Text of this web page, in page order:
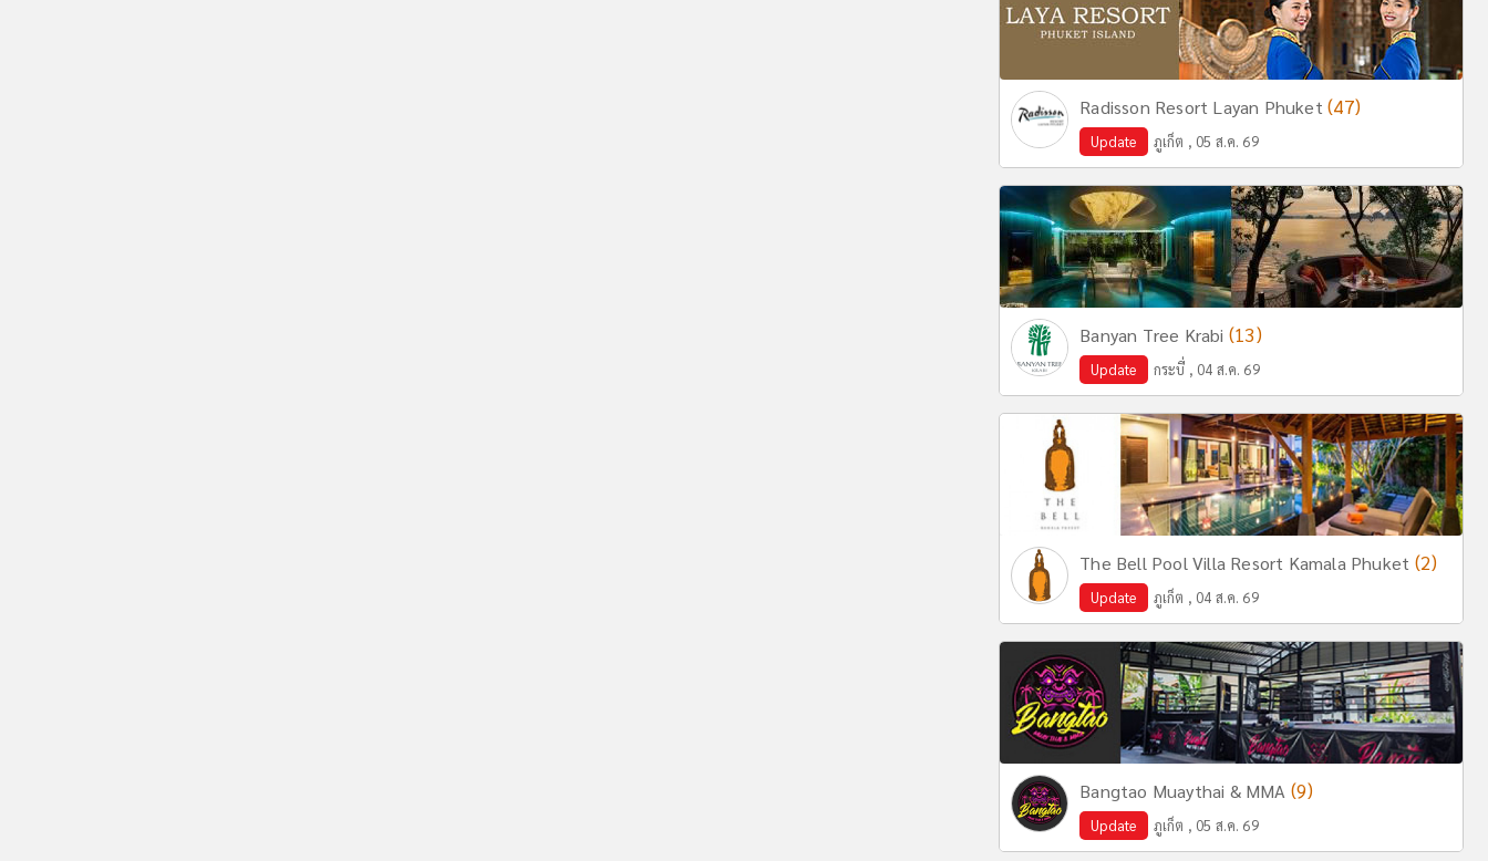
Radisson Resort Layan Phuket(47)
Update ภูเก็ต , 05 ส.ค. 69
Banyan Tree Krabi (13)
Update กระบี่ , 04 ส.ค. 69
The Bell Pool Villa Resort Kamala Phuket (2)
Update ภูเก็ต , 04 ส.ค. 69
Bangtao Muaythai & MMA (9)
Update ภูเก็ต , 05 ส.ค. 69